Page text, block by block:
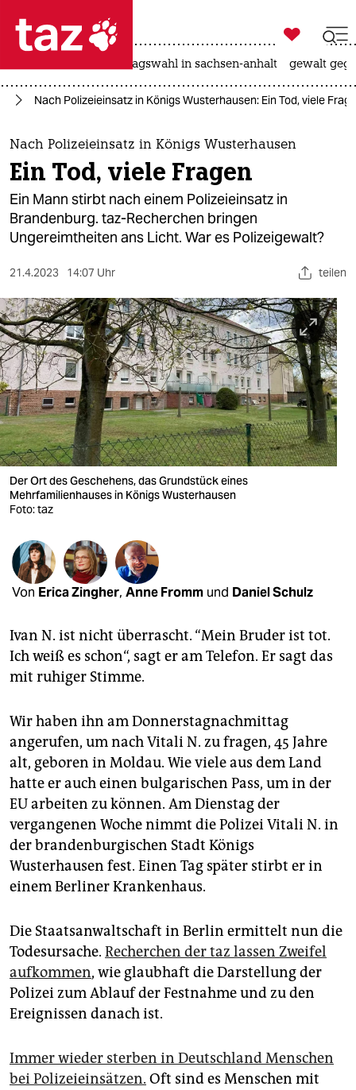
 taz zahl ich
taz zahl ich
themen
politik
öko
gesellschaft
sport
berlin
nord
wahrheit
verlag
verlag
shop
fragen & hilfe
abo
genossenschaft
epaper login

taz zahl ich
landtagswahl in sachsen-anhalt gewalt
Nach Polizeieinsatz in Königs Wusterhausen: Ein Tod, viele
Nach Polizeieinsatz in Königs Wusterhausen
Ein Tod, viele Fragen
Ein Mann stirbt nach einem Polizeieinsatz in
Brandenburg. taz-Recherchen bringen
Ungereimtheiten ans Licht. War es Polizeigewalt?
21.4.2023 14:07 Uhr teilen
Der Ort des Geschehens, das Grundstück eines
Mehrfamilienhauses in Königs Wusterhausen
Foto: taz
Von Erica Zingher, Anne Fromm und Daniel Schulz
Ivan N. ist nicht überrascht. “Mein Bruder ist tot.
Ich weiß es schon“, sagt er am Telefon. Er sagt das
mit ruhiger Stimme.
Wir haben ihn am Donnerstagnachmittag
angerufen, um nach Vitali N. zu fragen, 45 Jahre
alt, geboren in Moldau. Wie viele aus dem Land
hatte er auch einen bulgarischen Pass, um in der
EU arbeiten zu können. Am Dienstag der
vergangenen Woche nimmt die Polizei Vitali N. in
der brandenburgischen Stadt Königs
Wusterhausen fest. Einen Tag später stirbt er in
einem Berliner Krankenhaus.
Die Staatsanwaltschaft in Berlin ermittelt nun die
Todesursache. Recherchen der taz lassen Zweifel
aufkommen, wie glaubhaft die Darstellung der
Polizei zum Ablauf der Festnahme und zu den
Ereignissen danach ist.
Immer wieder sterben in Deutschland Menschen
bei Polizeieinsätzen. Oft sind es Menschen mit